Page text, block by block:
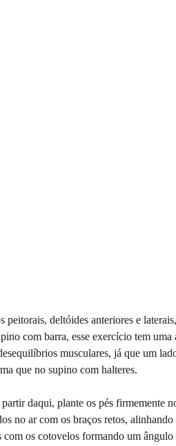
peitorais, deltóides anteriores e
com barra, esse exercício tem uma
musculares, já que um
que no supino com halteres.
daqui, plante os pés firmemente
no ar com os braços retos, alinhando
os cotovelos formando um ângulo